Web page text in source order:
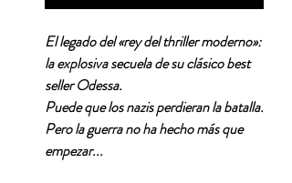
El legado del «rey del thriller moderno»:
la explosiva secuela de su clásico best
seller Odessa.
Puede que los nazis perdieran la batalla.
Pero la guerra no ha hecho más que
empezar...